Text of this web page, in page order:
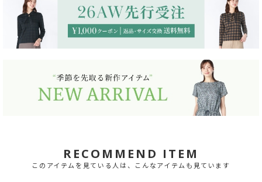
RECOMMEND ITEM
このアイテムを見ている人は、こんなアイテムも見ています